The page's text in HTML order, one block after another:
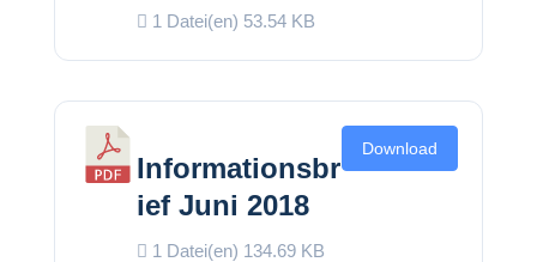
1 Datei(en) 53.54 KB
Informationsbr
ief Juni 2018
1 Datei(en) 134.69 KB
Download